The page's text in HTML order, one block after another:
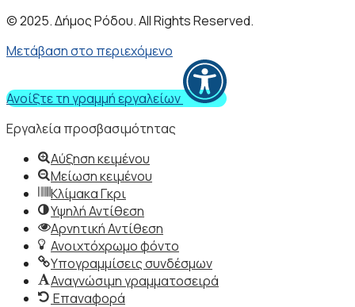
© 2025. Δήμος Ρόδου. All Rights Reserved.
Μετάβαση στο περιεχόμενο
Ανοίξτε τη γραμμή εργαλείων
Εργαλεία προσβασιμότητας
Αύξηση κειμένου
Μείωση κειμένου
Κλίμακα Γκρι
Υψηλή Αντίθεση
Αρνητική Αντίθεση
Ανοιχτόχρωμο φόντο
Υπογραμμίσεις συνδέσμων
Αναγνώσιμη γραμματοσειρά
Επαναφορά